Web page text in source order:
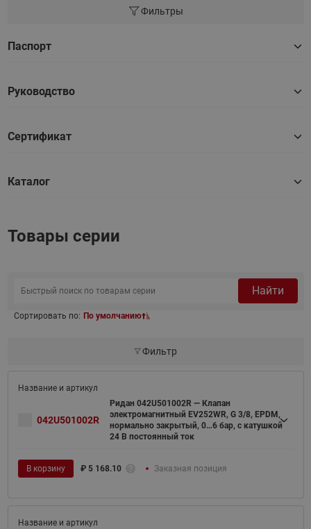
Фильтры
Паспорт
Руководство
Сертификат
Каталог
Товары серии
Найти
Сортировать по: По умолчанию
Фильтр
042U501002R
Ридан 042U501002R — Клапан
электромагнитный EV252WR, G 3/8, EPDM,
нормально закрытый, 0…6 бар, с катушкой
24 В постоянный ток
В корзину ₽ 5 168.10 Заказная позиция